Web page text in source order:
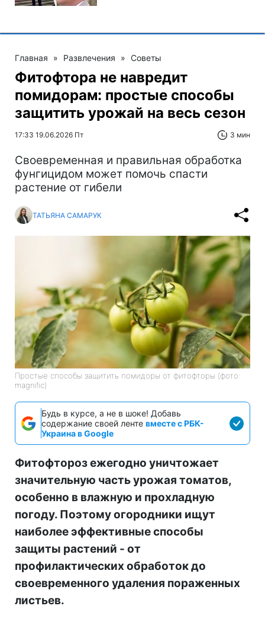
Главная » Развлечения » Советы
Фитофтора не навредит
помидорам: простые способы
защитить урожай на весь сезон
17:33 19.06.2026 Пт 3 мин
Своевременная и правильная обработка
фунгицидом может помочь спасти
растение от гибели
ТАТЬЯНА САМАРУК
Простые способы защитить помидоры от фитофторы (фото:
magnific)
Будь в курсе, а не в шоке! Добавь
содержание своей ленте вместе с РБК-
Украина в Google
Фитофтороз ежегодно уничтожает
значительную часть урожая томатов,
особенно в влажную и прохладную
погоду. Поэтому огородники ищут
наиболее эффективные способы
защиты растений - от
профилактических обработок до
своевременного удаления пораженных
листьев.